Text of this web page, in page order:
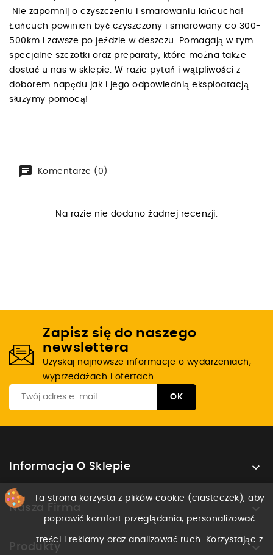
Nie zapomnij o czyszczeniu i smarowaniu łańcucha!
Łańcuch powinien być czyszczony i smarowany co 300-
500km i zawsze po jeździe w deszczu. Pomagają w tym
specjalne szczotki oraz preparaty, które można także
dostać u nas w sklepie. W razie pytań i wątpliwości z
doborem napędu jak i jego odpowiednią eksploatacją
służymy pomocą!
Komentarze (0)
Na razie nie dodano żadnej recenzji.
Zapisz się do naszego
newslettera
Uzyskaj najnowsze informacje o wydarzeniach,
wyprzedażach i ofertach
Informacja O Sklepie 
Nasza Firma 
Produkty 
Ta strona korzysta z plików cookie (ciasteczek), aby
poprawić komfort przeglądania, personalizować
treści i reklamy oraz analizować ruch. Korzystając z